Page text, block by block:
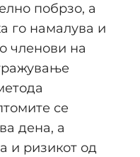
побрзо, а
го намалува и
членови на
се
дена, а
и ризикот од